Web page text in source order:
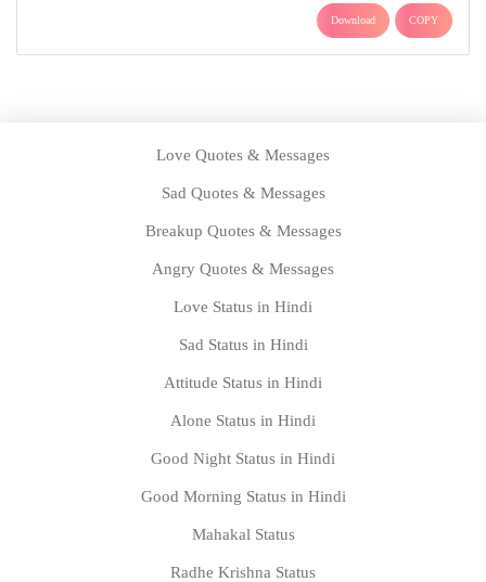
Download COPY
Love Quotes & Messages
Sad Quotes & Messages
Breakup Quotes & Messages
Angry Quotes & Messages
Love Status in Hindi
Sad Status in Hindi
Attitude Status in Hindi
Alone Status in Hindi
Good Night Status in Hindi
Good Morning Status in Hindi
Mahakal Status
Radhe Krishna Status